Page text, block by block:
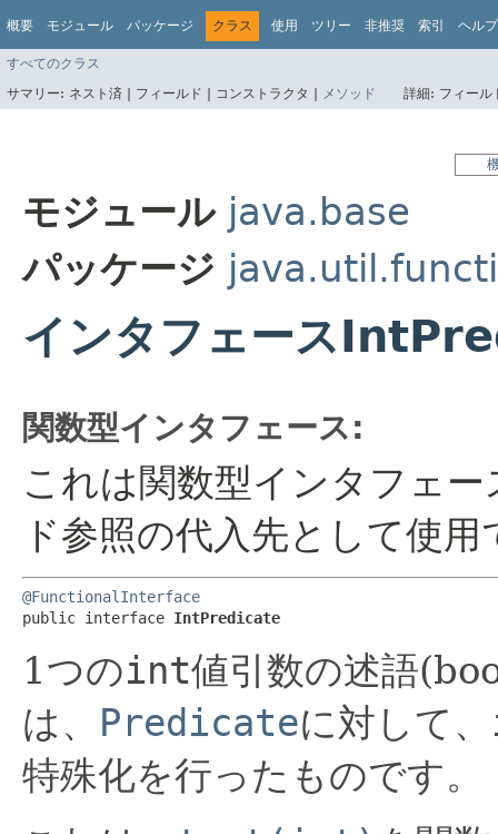
概要 モジュール パッケージ クラス 使用 ツリー 非推奨 索引 ヘルプ
すべてのクラス
サマリー: ネスト済 | フィールド | コンストラクタ | メソッド 詳細: フィー
モジュール java.base
パッケージ
インタフェース
関数型インタフェース:
これは関数型インタフェ
ド参照の代入先として使
@FunctionalInterface
public interface IntPredicate
1つのint値引数の述語
は、 Predicateに対して、
特殊化を行ったものです。